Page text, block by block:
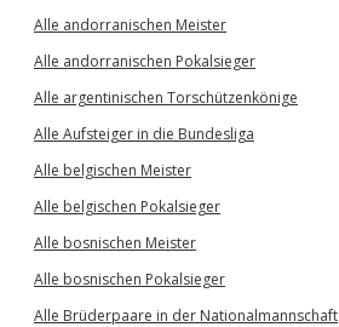
Alle andorranischen Meister
Alle andorranischen Pokalsieger
Alle argentinischen Torschützenkönige
Alle Aufsteiger in die Bundesliga
Alle belgischen Meister
Alle belgischen Pokalsieger
Alle bosnischen Meister
Alle bosnischen Pokalsieger
Alle Brüderpaare in der Nationalmannschaft